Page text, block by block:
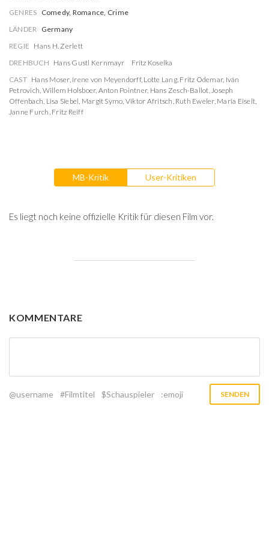
GENRES Comedy, Romance, Crime
LÄNDER Germany
REGIE Hans H. Zerlett
DREHBUCH Hans Gustl Kernmayr
Fritz Koselka
CAST Hans Moser, Irene von Meyendorff, Lotte Lang, Fritz Odemar, Iván
Petrovich, Willem Holsboer, Anton Pointner, Hans Zesch-Ballot,Joseph
Offenbach, Lisa Siebel, Margit Symo, Viktor Afritsch, Ruth Eweler, Maria Eiselt,
Janne Furch, Fritz Reiff
MB-Kritik User-Kritiken
Es liegt noch keine offizielle Kritik für diesen Film vor.
KOMMENTARE
@username #Filmtitel $Schauspieler :emoji